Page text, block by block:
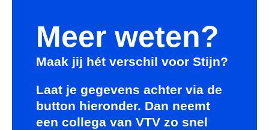
Meer weten?
Maak jij hét verschil voor Stijn?
Laat je gegevens achter via de
button hieronder. Dan neemt
een collega van VTV zo snel